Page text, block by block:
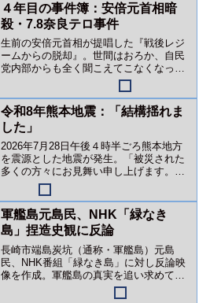
４年目の事件簿：安倍元首相暗
殺・7.8奈良テロ事件
生前の安倍元首相が提唱した『戦後レジ
ームからの脱却』。世間はおろか、自民
党内部からも全く聞こえてこなくなって
います。暗殺から４年。日本は高市政権
下で加速度的に属国固定化されようとし
ています。
令和8年熊本地震：「結構揺れま
した」
2026年7月28日午後４時半ごろ熊本地方
を震源とした地震が発生。「被災された
多くの方々にお見舞い申し上げます。」
幸い、タヌキ一家には被害はありません
でした。
軍艦島元島民、NHK「緑なき
島」捏造史観に反論
長崎市端島炭坑（通称・軍艦島）元島
民、NHK番組「緑なき島」に対し反論映
像を作成。軍艦島の真実を追い求めて～
報道の噓と戦い続ける元島民たち～